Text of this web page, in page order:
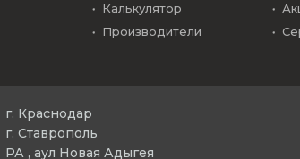
Калькулятор
Производители
г. Краснодар
г. Ставрополь
РА , аул Новая Адыгея